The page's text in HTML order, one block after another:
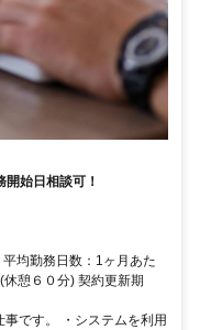
始日相談可！
均勤務日数：1ヶ月あた
憩６０分) 契約更新期
です。 ・システムを利用